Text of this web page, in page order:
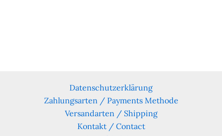
Datenschutzerklärung
Zahlungsarten / Payments Methode
Versandarten / Shipping
Kontakt / Contact